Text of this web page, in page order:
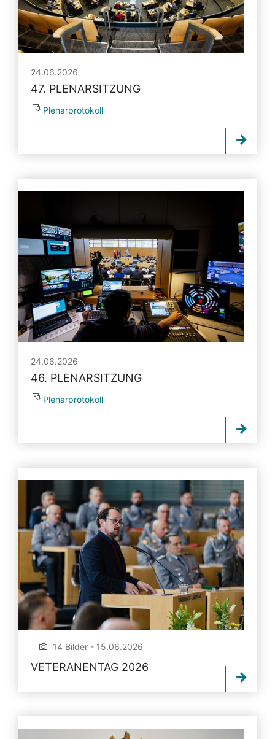
24.06.2026
47. PLENARSITZUNG
Plenarprotokoll
24.06.2026
46. PLENARSITZUNG
Plenarprotokoll
14 Bilder - 15.06.2026
VETERANENTAG 2026